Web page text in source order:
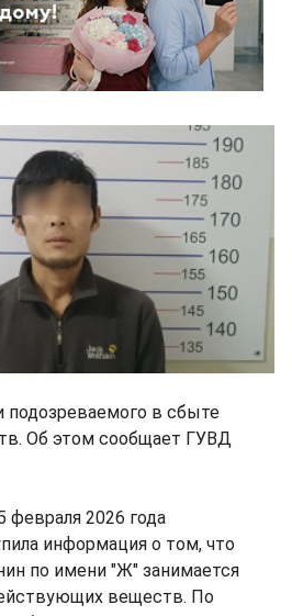
в сбыте
Об этом сообщает ГУВД
2026 года
информация о том, что
по имени "Ж" занимается
веществ. По